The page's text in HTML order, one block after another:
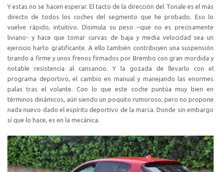
Y estas no se hacen esperar. El tacto de la dirección del Tonale es el más
directo de todos los coches del segmento que he probado. Eso lo
vuelve rápido, intuitivo. Disimula su peso –que no es precisamente
liviano- y hace que tomar curvas de baja y media velocidad sea un
ejercicio harto gratificante. A ello también contribuyen una suspensión
tirando a firme y unos frenos firmados por Brembo con gran mordida y
notable resistencia al cansancio. Y la gozada de llevarlo con el
programa deportivo, el cambio en manual y manejando las enormes
palas tras el volante. Con lo que este coche puntúa muy bien en
términos dinámicos, aún siendo un poquito rumoroso, pero no propone
nada nuevo dado el espíritu deportivo de la marca. Donde sin embargo
sí que lo hace, es en la mecánica.